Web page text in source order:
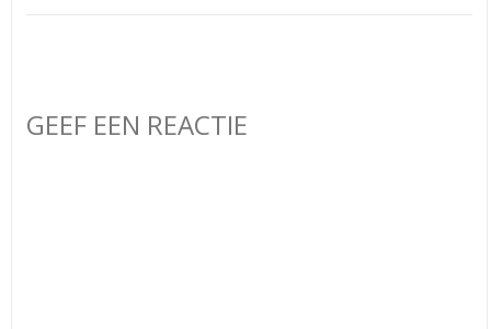
GEEF EEN REACTIE